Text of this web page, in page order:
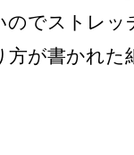
のでストレッ
が書かれた